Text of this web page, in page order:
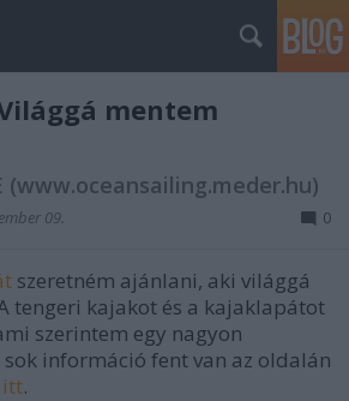
mentem
(www.oceansailing.meder.hu)
09. 0
szeretném ajánlani, aki világgá
tengeri kajakot és a kajaklapátot
szerintem egy nagyon
sok információ fent van az oldalán
itt.